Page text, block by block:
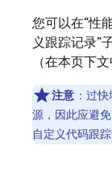
您可以在“性
义跟踪记录”
（在本页下
注意 ：过
源，因此应避
自定义代码跟踪